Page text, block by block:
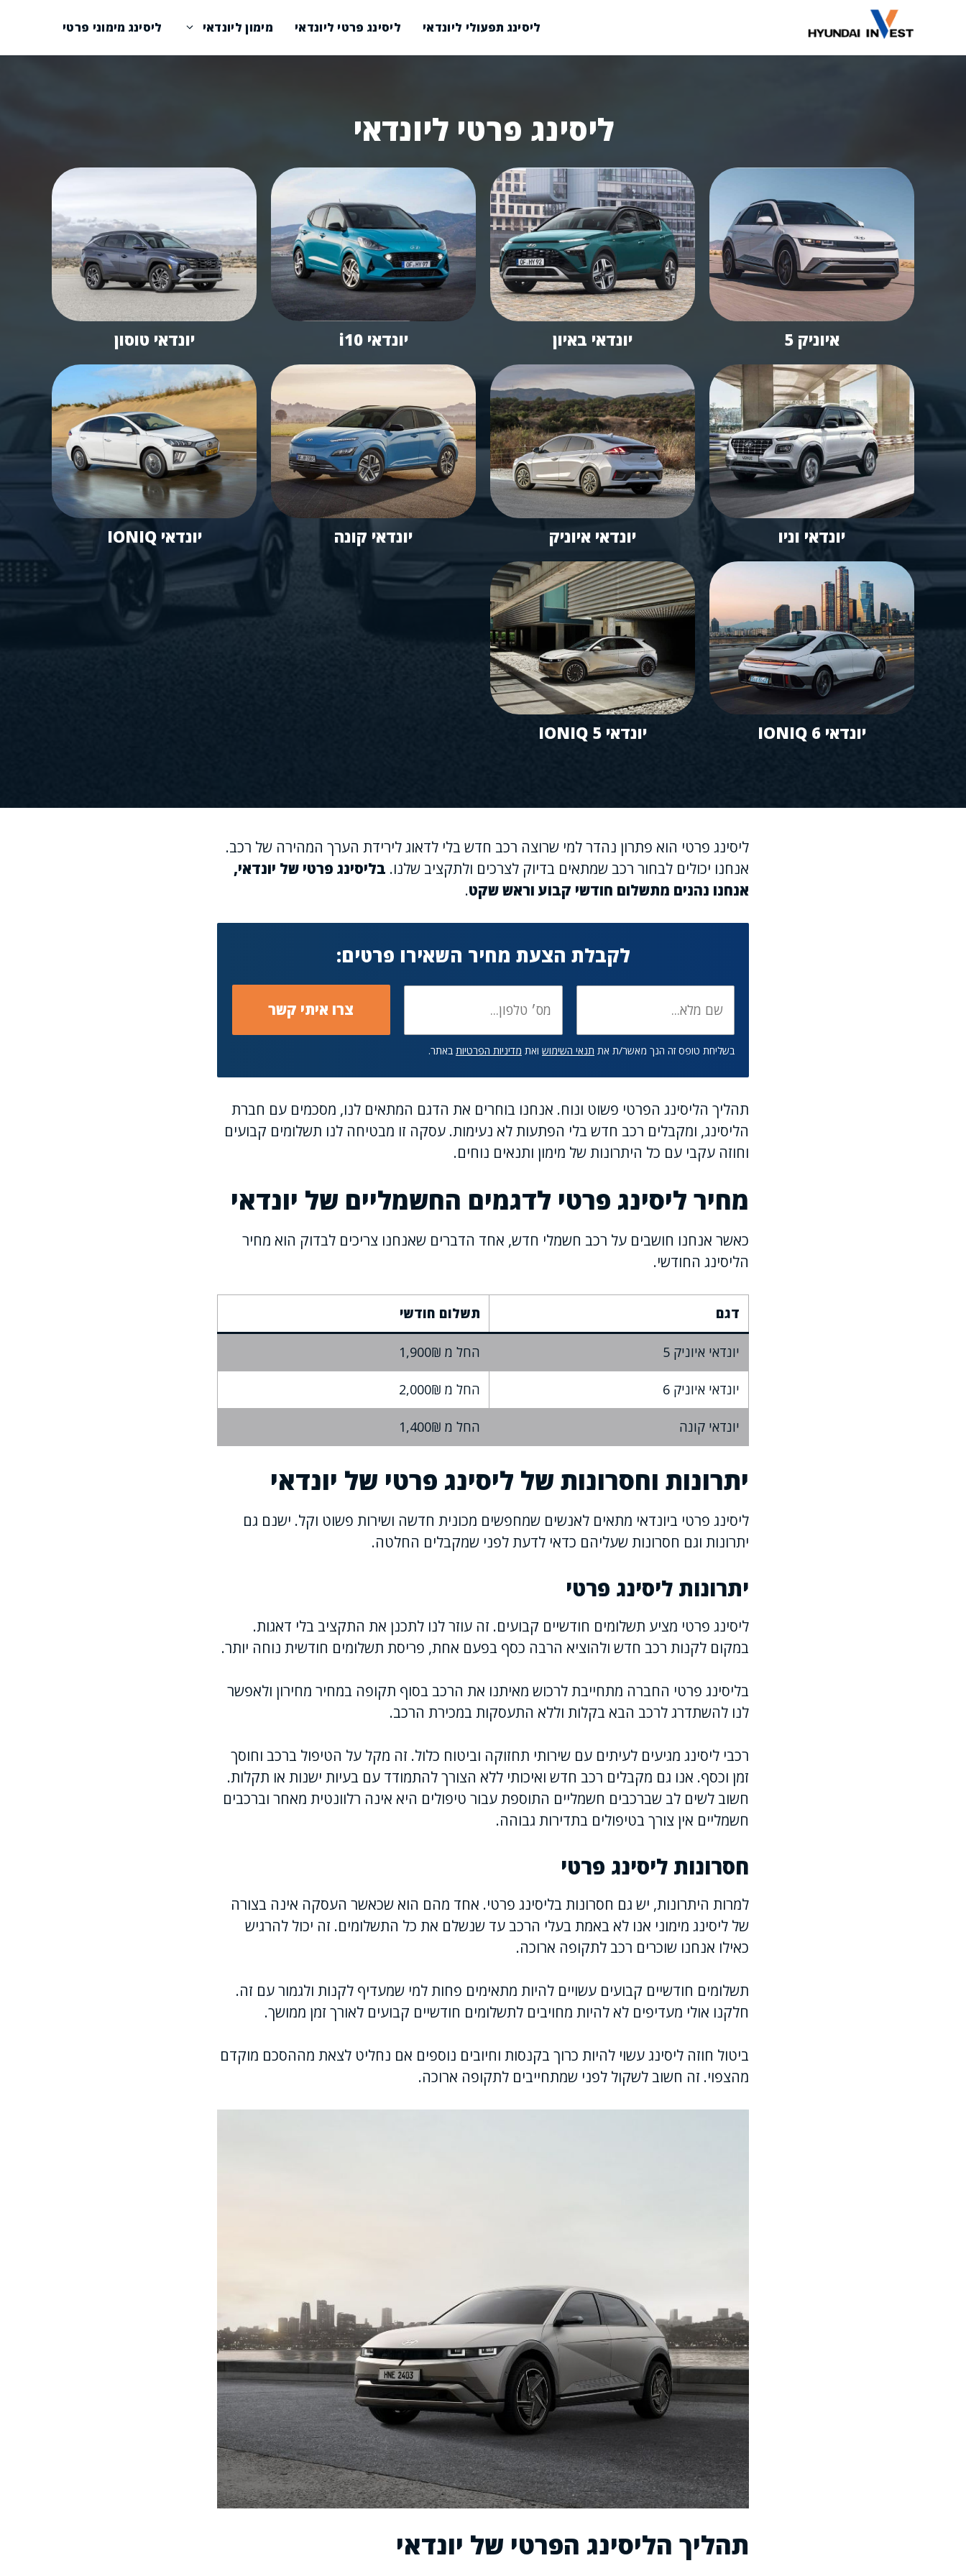
ליסינג תפעולי ליונדאי ליסינג פרטי ליונדאי מימון ליונדאי ליסינג מימוני פרטי
ליסינג פרטי ליונדאי
איוניק 5 יונדאי באיון יונדאי i10 יונדאי טוסון
יונדאי וניו יונדאי איוניק יונדאי קונה יונדאי IONIQ
יונדאי IONIQ 6 יונדאי IONIQ 5
ליסינג פרטי הוא פתרון נהדר למי שרוצה רכב חדש בלי לדאוג לירידת הערך המהירה של רכב.
אנחנו יכולים לבחור רכב שמתאים בדיוק לצרכים ולתקציב שלנו. בליסינג פרטי של יונדאי,
אנחנו נהנים מתשלום חודשי קבוע וראש שקט.
לקבלת הצעת מחיר השאירו פרטים:
בשליחת טופס זה הנך מאשר/ת את תנאי השימוש ואת מדיניות הפרטיות באתר.
תהליך הליסינג הפרטי פשוט ונוח. אנחנו בוחרים את הדגם המתאים לנו, מסכמים עם חברת
הליסינג, ומקבלים רכב חדש בלי הפתעות לא נעימות. עסקה זו מבטיחה לנו תשלומים קבועים
וחוזה עקבי עם כל היתרונות של מימון ותנאים נוחים.
מחיר ליסינג פרטי לדגמים החשמליים של יונדאי
כאשר אנחנו חושבים על רכב חשמלי חדש, אחד הדברים שאנחנו צריכים לבדוק הוא מחיר
הליסינג החודשי.
דגם תשלום חודשי
יונדאי איוניק 5 החל מ 1,900₪
יונדאי איוניק 6 החל מ 2,000₪
יונדאי קונה החל מ 1,400₪
יתרונות וחסרונות של ליסינג פרטי של יונדאי
ליסינג פרטי ביונדאי מתאים לאנשים שמחפשים מכונית חדשה ושירות פשוט וקל. ישנם גם
יתרונות וגם חסרונות שעליהם כדאי לדעת לפני שמקבלים החלטה.
יתרונות ליסינג פרטי
ליסינג פרטי מציע תשלומים חודשיים קבועים. זה עוזר לנו לתכנן את התקציב בלי דאגות.
במקום לקנות רכב חדש ולהוציא הרבה כסף בפעם אחת, פריסת תשלומים חודשית נוחה יותר.
בליסינג פרטי החברה מתחייבת לרכוש מאיתנו את הרכב בסוף תקופה במחיר מחירון ולאפשר
לנו להשתדרג לרכב הבא בקלות וללא התעסקות במכירת הרכב.
רכבי ליסינג מגיעים לעיתים עם שירותי תחזוקה וביטוח כלול. זה מקל על הטיפול ברכב וחוסך
זמן וכסף. אנו גם מקבלים רכב חדש ואיכותי ללא הצורך להתמודד עם בעיות ישנות או תקלות.
חשוב לשים לב שברכבים חשמליים התוספת עבור טיפולים היא אינה רלוונטית מאחר וברכבים
חשמליים אין צורך בטיפולים בתדירות גבוהה.
חסרונות ליסינג פרטי
למרות היתרונות, יש גם חסרונות בליסינג פרטי. אחד מהם הוא שכאשר העסקה אינה בצורה
של ליסינג מימוני אנו לא באמת בעלי הרכב עד שנשלם את כל התשלומים. זה יכול להרגיש
כאילו אנחנו שוכרים רכב לתקופה ארוכה.
תשלומים חודשיים קבועים עשויים להיות מתאימים פחות למי שמעדיף לקנות ולגמור עם זה.
חלקנו אולי מעדיפים לא להיות מחויבים לתשלומים חודשיים קבועים לאורך זמן ממושך.
ביטול חוזה ליסינג עשוי להיות כרוך בקנסות וחיובים נוספים אם נחליט לצאת מההסכם מוקדם
מהצפוי. זה חשוב לשקול לפני שמתחייבים לתקופה ארוכה.
תהליך הליסינג הפרטי של יונדאי